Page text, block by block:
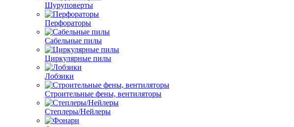
Шуруповерты
Перфораторы
Сабельные пилы
Циркулярные пилы
Лобзики
Строительные фены, вентиляторы
Степлеры/Нейлеры